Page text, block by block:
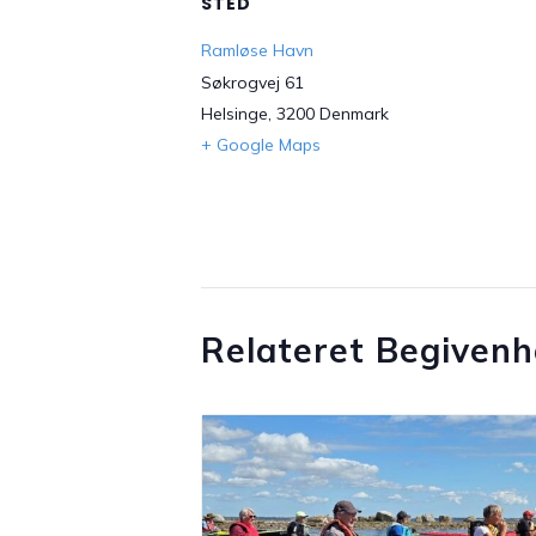
Ramløse Havn
Søkrogvej 61
Helsinge, 3200 Denmark
+ Google Maps
Relateret